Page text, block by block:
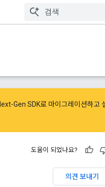
Gen SDK로 마이그레이션하고
도움이 되었나요?
의견 보내기